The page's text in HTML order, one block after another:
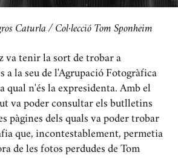
Caturla / Col·lecció Tom Sponheim
va tenir la sort de trobar a
a la seu de l'Agrupació Fotogràfica
qual n'és la expresidenta. Amb el
va poder consultar els butlletins
pàgines dels quals va poder trobar
que, incontestablement, permetia
de les fotos perdudes de Tom